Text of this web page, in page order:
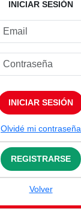
INICIAR SESIÓN
INICIAR SESIÓN
Olvidé mi contraseña
REGISTRARSE
Volver